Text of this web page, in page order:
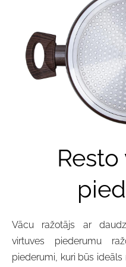
Vācu ražotājs ar
virtuves piederumu
piederumi, kuri būs ideāls